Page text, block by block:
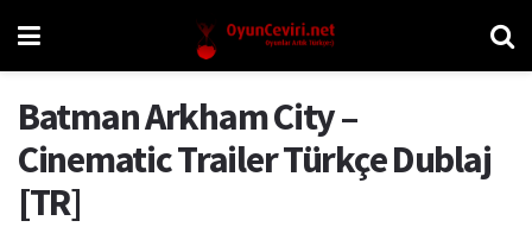
Batman Arkham City –
Cinematic Trailer Türkçe Dublaj
[TR]